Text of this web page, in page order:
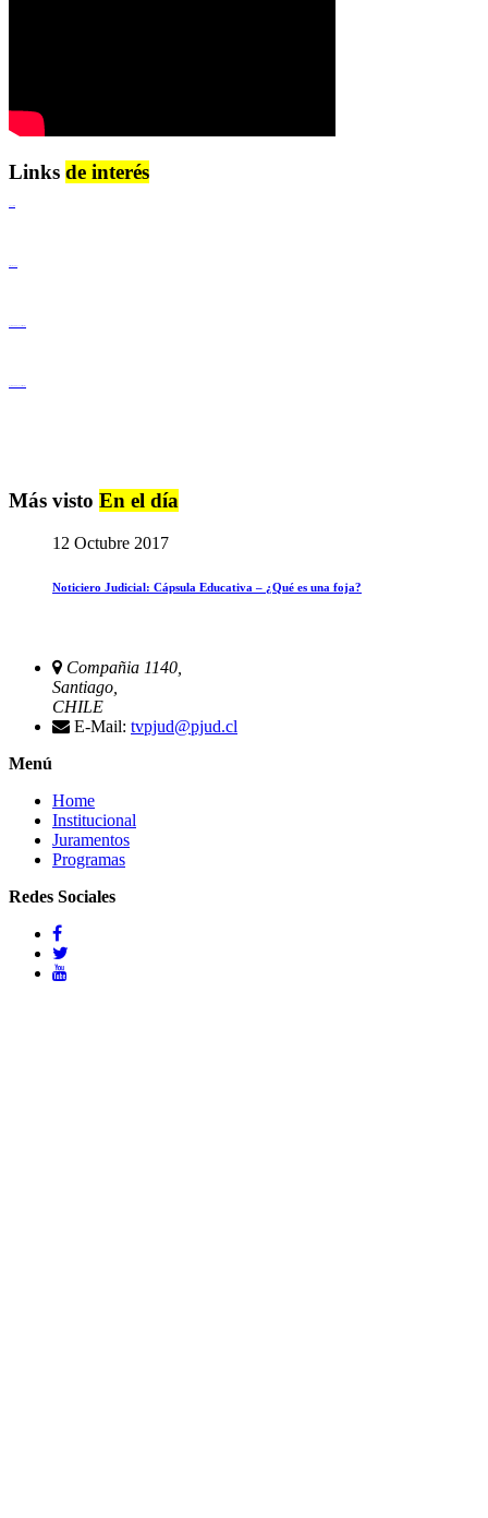
Links de interés
Más visto En el día
12 Octubre 2017
Noticiero Judicial: Cápsula Educativa – ¿Qué es una foja?
Compañia 1140,
Santiago,
CHILE
E-Mail: tvpjud@pjud.cl
Menú
Home
Institucional
Juramentos
Programas
Redes Sociales